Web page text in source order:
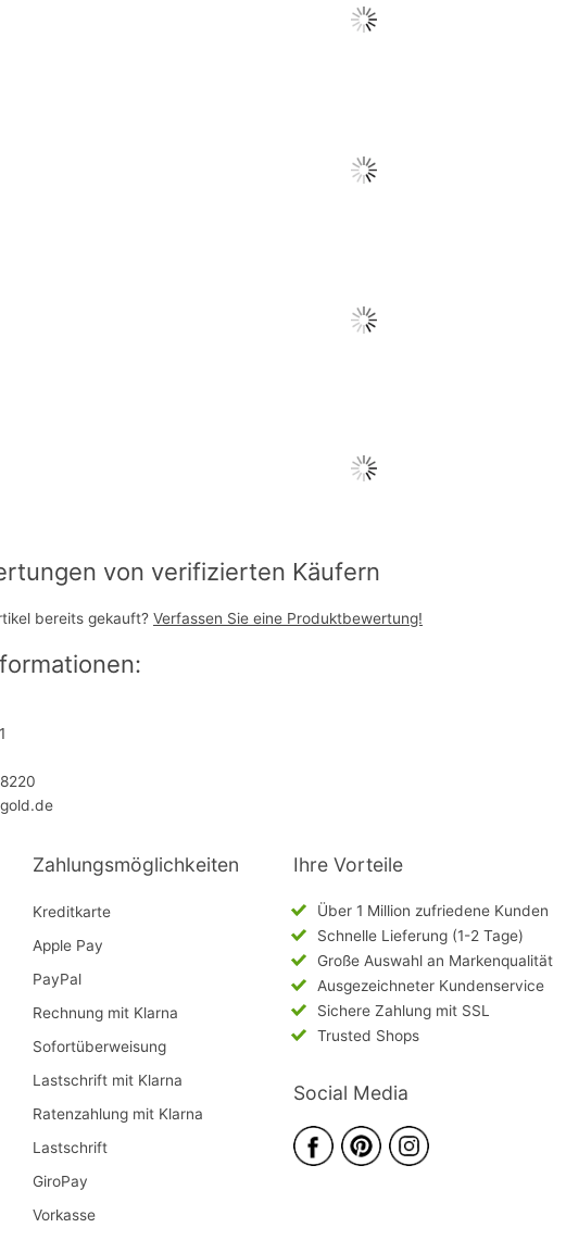
von verifizierten Käufern
bereits gekauft? Verfassen Sie eine Produktbewertung!
Zahlungsmöglichkeiten
Kreditkarte
Apple Pay
PayPal
Rechnung mit Klarna
Sofortüberweisung
Lastschrift mit Klarna
Ratenzahlung mit Klarna
Lastschrift
GiroPay
Vorkasse
Ihre Vorteile
Über 1 Million zufriedene Kunden
Schnelle Lieferung (1-2 Tage)
Große Auswahl an Markenqualität
Ausgezeichneter Kundenservice
Sichere Zahlung mit SSL
Trusted Shops
Social Media